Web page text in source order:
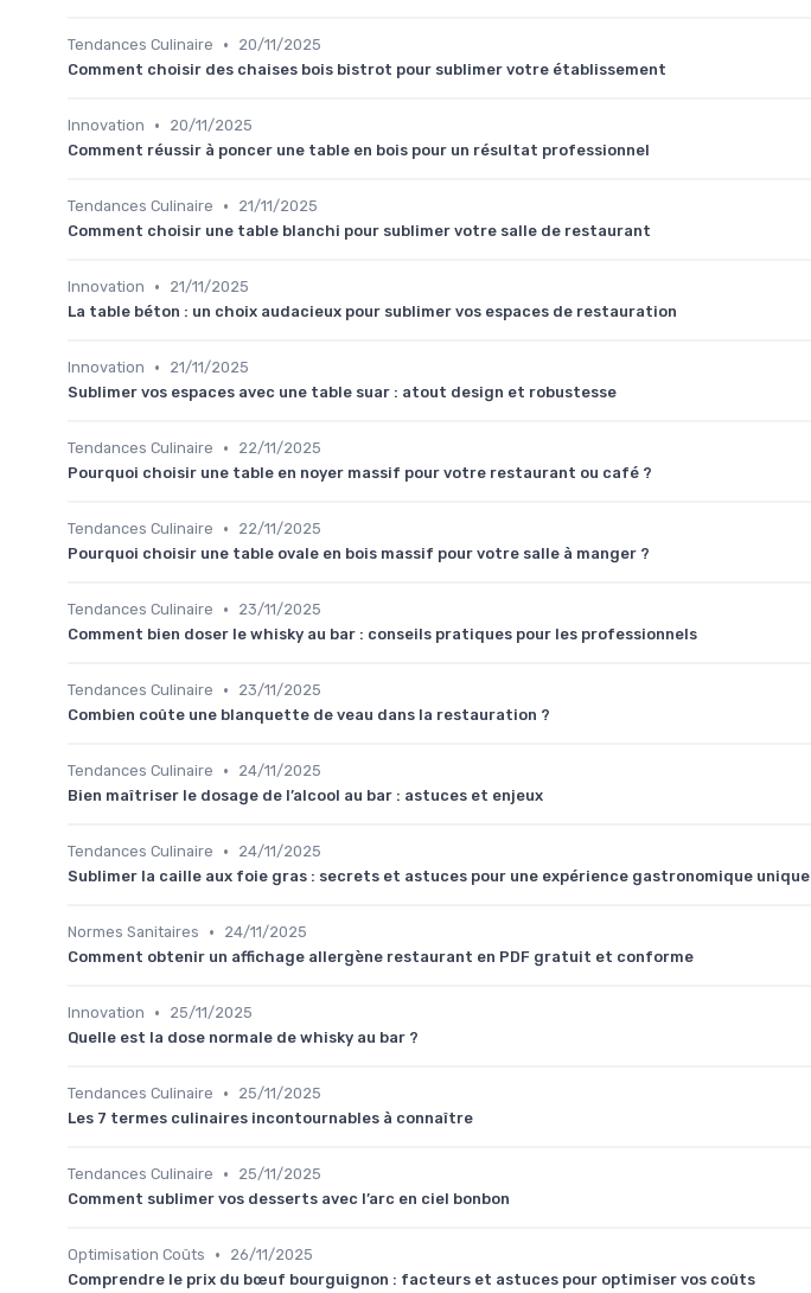
Tendances Culinaire •
20/11/2025
Comment choisir des chaises bois bistrot pour sublimer votre établissement
Innovation •
20/11/2025
Comment réussir à poncer une table en bois pour un résultat professionnel
Tendances Culinaire •
21/11/2025
Comment choisir une table blanchi pour sublimer votre salle de restaurant
Innovation •
21/11/2025
La table béton : un choix audacieux pour sublimer vos espaces de restauration
Innovation •
21/11/2025
Sublimer vos espaces avec une table suar : atout design et robustesse
Tendances Culinaire •
22/11/2025
Pourquoi choisir une table en noyer massif pour votre restaurant ou café ?
Tendances Culinaire •
22/11/2025
Pourquoi choisir une table ovale en bois massif pour votre salle à manger ?
Tendances Culinaire •
23/11/2025
Comment bien doser le whisky au bar : conseils pratiques pour les professionnels
Tendances Culinaire •
23/11/2025
Combien coûte une blanquette de veau dans la restauration ?
Tendances Culinaire •
24/11/2025
Bien maîtriser le dosage de l’alcool au bar : astuces et enjeux
Tendances Culinaire •
24/11/2025
Sublimer la caille aux foie gras : secrets et astuces pour une expérience gastronomique unique
Normes Sanitaires •
24/11/2025
Comment obtenir un affichage allergène restaurant en PDF gratuit et conforme
Innovation •
25/11/2025
Quelle est la dose normale de whisky au bar ?
Tendances Culinaire •
25/11/2025
Les 7 termes culinaires incontournables à connaître
Tendances Culinaire •
25/11/2025
Comment sublimer vos desserts avec l’arc en ciel bonbon
Optimisation Coûts •
26/11/2025
Comprendre le prix du bœuf bourguignon : facteurs et astuces pour optimiser vos coûts